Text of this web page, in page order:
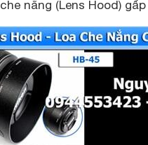
che nắng (Lens Hood)